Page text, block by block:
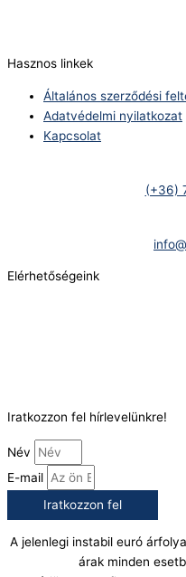
Hasznos linkek
Általános szerződési
Adatvédelmi nyilatkozat
Kapcsolat
(+36)
Elérhetőségeink
Iratkozzon fel hírlevelünkre!
Név
E-mail
Iratkozzon fel
A jelenlegi instabil euró
árak minden